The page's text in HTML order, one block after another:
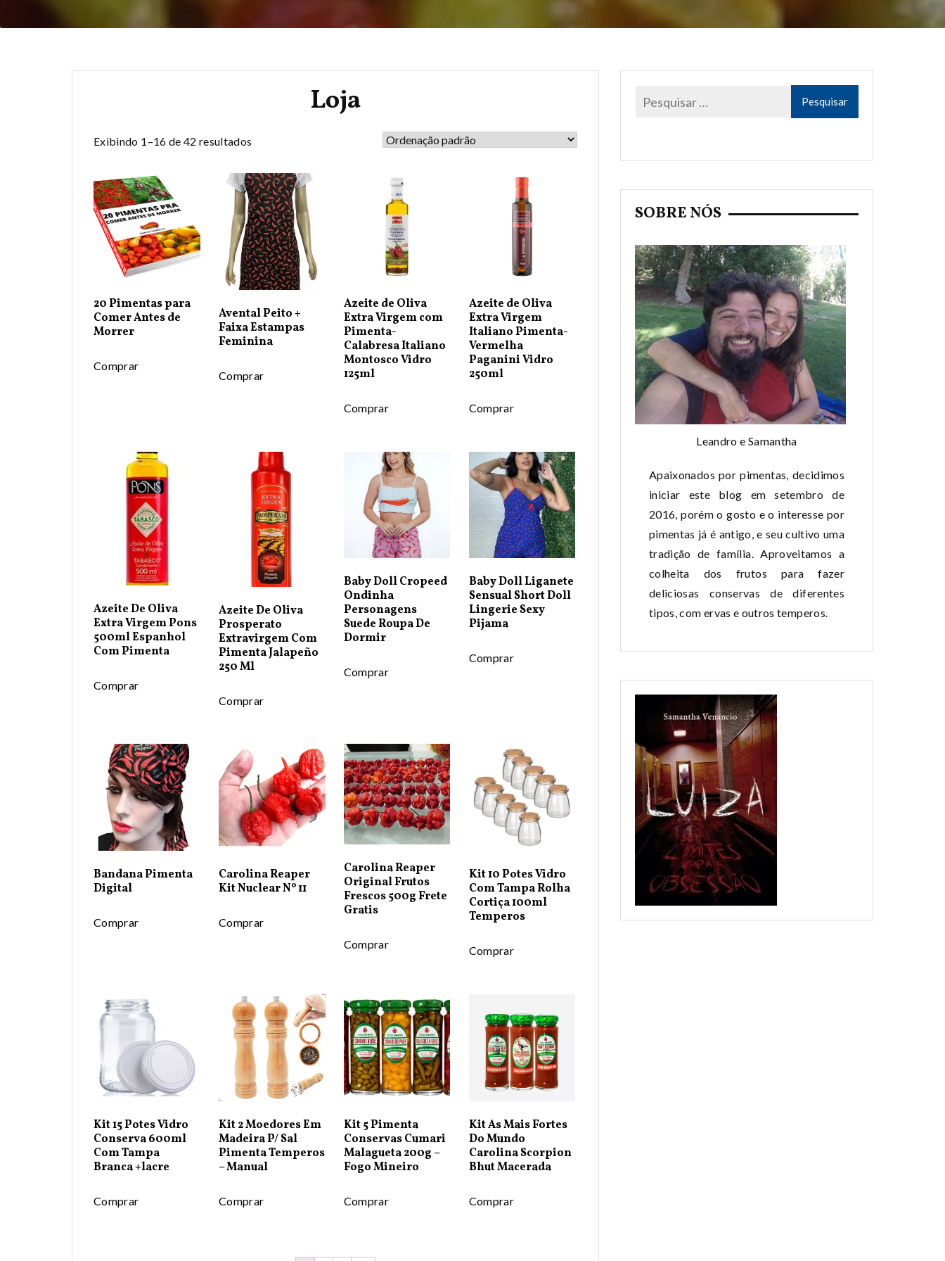
Loja
Exibindo 1–16 de 42 resultados
20 Pimentas para
Comer Antes de
Morrer
Comprar
Avental Peito +
Faixa Estampas
Feminina
Comprar
Azeite de Oliva
Extra Virgem com
Pimenta-
Calabresa Italiano
Montosco Vidro
125ml
Comprar
Azeite de Oliva
Extra Virgem
Italiano Pimenta-
Vermelha
Paganini Vidro
250ml
Comprar
Azeite De Oliva
Extra Virgem Pons
500ml Espanhol
Com Pimenta
Comprar
Azeite De Oliva
Prosperato
Extravirgem Com
Pimenta Jalapeño
250 Ml
Comprar
Baby Doll Cropeed
Ondinha
Personagens
Suede Roupa De
Dormir
Comprar
Baby Doll Liganete
Sensual Short Doll
Lingerie Sexy
Pijama
Comprar
Bandana Pimenta
Digital
Comprar
Carolina Reaper
Kit Nuclear Nº 11
Comprar
Carolina Reaper
Original Frutos
Frescos 500g Frete
Gratis
Comprar
Kit 10 Potes Vidro
Com Tampa Rolha
Cortiça 100ml
Temperos
Comprar
Kit 15 Potes Vidro
Conserva 600ml
Com Tampa
Branca +lacre
Comprar
Kit 2 Moedores Em
Madeira P/ Sal
Pimenta Temperos
– Manual
Comprar
Kit 5 Pimenta
Conservas Cumari
Malagueta 200g –
Fogo Mineiro
Comprar
Kit As Mais Fortes
Do Mundo
Carolina Scorpion
Bhut Macerada
Comprar
SOBRE NÓS
Leandro e Samantha
Apaixonados por pimentas, decidimos
iniciar este blog em setembro de
2016, porém o gosto e o interesse por
pimentas já é antigo, e seu cultivo uma
tradição de família. Aproveitamos a
colheita dos frutos para fazer
deliciosas conservas de diferentes
tipos, com ervas e outros temperos.